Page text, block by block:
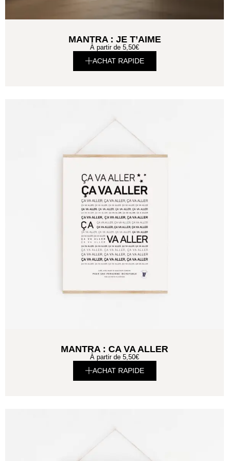
MANTRA : JE T’AIME
À partir de 5,50€
ACHAT RAPIDE
MANTRA : CA VA ALLER
À partir de 5,50€
ACHAT RAPIDE